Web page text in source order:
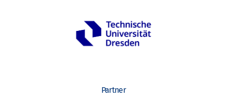
Partner